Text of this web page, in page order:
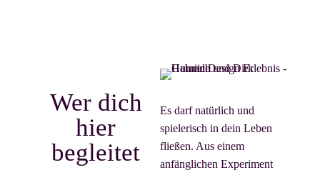
Wer dich
hier
begleitet
Es darf natürlich und
spielerisch in dein Leben
fließen. Aus einem
anfänglichen Experiment